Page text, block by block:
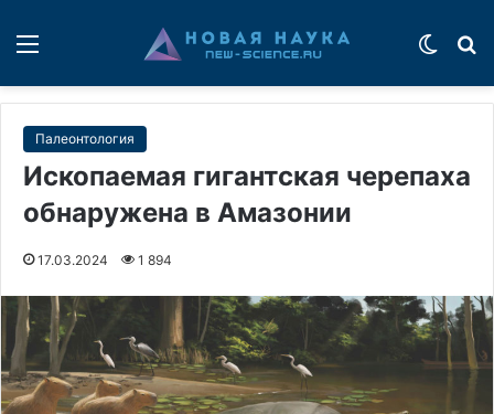
Палеонтология
Ископаемая гигантская черепаха
обнаружена в Амазонии
17.03.2024 1 894